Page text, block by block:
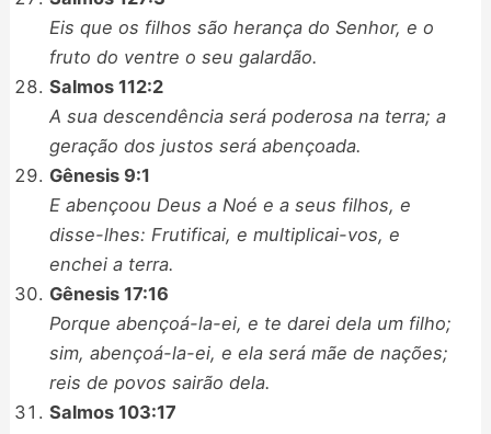
Eis que os filhos são herança do Senhor, e o
fruto do ventre o seu galardão.
Salmos 112:2
A sua descendência será poderosa na terra; a
geração dos justos será abençoada.
Gênesis 9:1
E abençoou Deus a Noé e a seus filhos, e
disse-lhes: Frutificai, e multiplicai-vos, e
enchei a terra.
Gênesis 17:16
Porque abençoá-la-ei, e te darei dela um filho;
sim, abençoá-la-ei, e ela será mãe de nações;
reis de povos sairão dela.
Salmos 103:17